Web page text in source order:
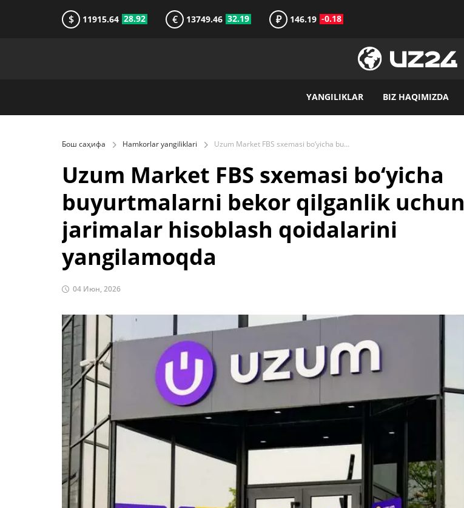
$ 11915.64 28.92 € 13749.46 32.19 ₽ 146.19 -0.18
YANGILIKLAR BIZ HAQIMIZDA
Бош саҳифа Hamkorlar yangiliklari Uzum Market FBS sxemasi bo‘yicha buyurtmalarni bekor qilganlik uchun jarimalar hisoblash qoidalarini yangilamoqda
Uzum Market FBS sxemasi bo‘yicha
buyurtmalarni bekor qilganlik uchun
jarimalar hisoblash qoidalarini
yangilamoqda
04 Июн, 2026